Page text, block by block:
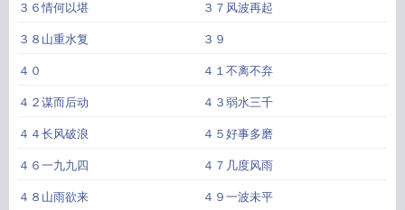
３６情何以堪 ３７风波再起
３８山重水复 ３９
４０ ４１不离不弃
４２谋而后动 ４３弱水三千
４４长风破浪 ４５好事多磨
４６一九九四 ４７几度风雨
４８山雨欲来 ４９一波未平